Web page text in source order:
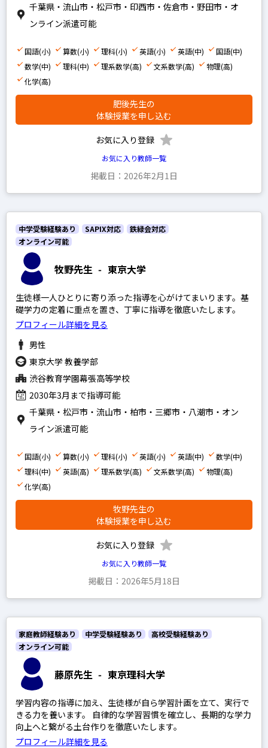
中学生の科目を指定
数学
国語
理科
政経現代社会
現代文
古文
漢文
理系数学
文系数学
物理
化学
生物
地学
世界史
日本史
地理
政経
倫理
現代社会
プレミアム
プロ
家庭教師経験あり
塾講師経験あり
千葉県・流山市・松戸市・印西市・佐倉市・野田市・オ
ンライン派遣可能
国語(小) 算数(小) 理科(小) 英語(小) 英語(中)
国語(中)
数学(中)
理科(中) 理系数学(高) 文系数学(高)
物理(高)
化学(高)
肥後先生の
体験授業を申し込む
お気に入り登録
お気に入り教師一覧
掲載日：2026年2月1日
牧野先生 - 東京大学
中学受験経験あり SAPIX対応
鉄緑会対応
オンライン可能
生徒様一人ひとりに寄り添った指導を心がけてまいります。基
礎学力の定着に重点を置き、丁寧に指導を徹底いたします。
プロフィール詳細を見る
男性
東京大学 教養学部
渋谷教育学園幕張高等学校
2030年3月まで指導可能
千葉県・松戸市・流山市・柏市・三郷市・八潮市・オン
ライン派遣可能
国語(小) 算数(小) 理科(小) 英語(小) 英語(中)
数学(中)
理科(中)
英語(高) 理系数学(高) 文系数学(高)
物理(高)
化学(高)
牧野先生の
体験授業を申し込む
お気に入り登録
お気に入り教師一覧
掲載日：2026年5月18日
藤原先生 - 東京理科大学
家庭教師経験あり 中学受験経験あり
高校受験経験あり
オンライン可能
学習内容の指導に加え、生徒様が自ら学習計画を立て、実行で
きる力を養います。 自律的な学習習慣を確立し、長期的な学力
向上へと繋がる土台作りを徹底いたします。
プロフィール詳細を見る